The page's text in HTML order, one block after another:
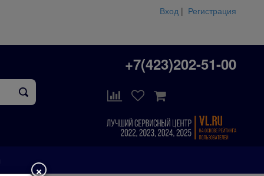
Вход | Регистрация
+7(423)202-51-00
×